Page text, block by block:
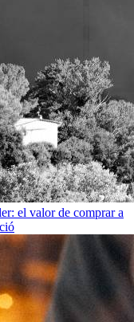
el valor de comprar a